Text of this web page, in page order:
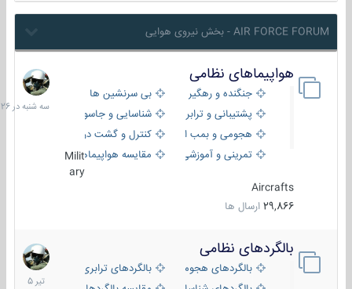
AIR FORCE FORUM - بخش نیروی هوایی
هواپیماهای نظامی
جنگنده و رهگیر
بی سرنشین ها
پشتیبانی و ترابری
شناسایی و جاسوسی
هجومی و بمب افکن
کنترل و گشت دریایی
تمرینی و آموزشی
مقایسه هواپیماهاMilit
ary
Aircrafts
29,866 ارسال ها
سه
شنبه
در
بالگردهای نظامی
بالگردهای هجومی
بالگردهای ترابری
22
تیر
1405